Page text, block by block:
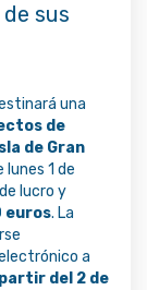
sus
una
de
de Gran
1 de
lucro y
euros. La
a
del 2 de